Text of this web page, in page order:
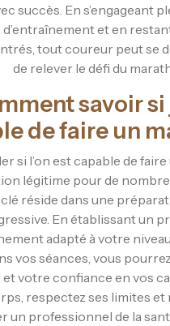
succès. En s’engageant
et en
tout coureur peut se
de relever le défi du
savoir si
de faire un
si l’on est capable de
légitime pour de
réside dans une
En établissant un
adapté à votre
vos séances, vous
votre confiance en vos
respectez ses limites et
un professionnel de la